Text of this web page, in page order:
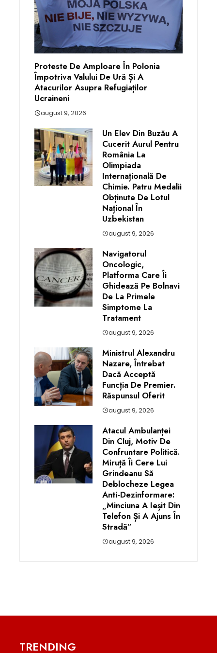
Proteste De Amploare În Polonia
Împotriva Valului De Ură Și A
Atacurilor Asupra Refugiaților
Ucraineni
august 9, 2026
Un Elev Din Buzău A
Cucerit Aurul Pentru
România La
Olimpiada
Internațională De
Chimie. Patru Medalii
Obținute De Lotul
Național În
Uzbekistan
august 9, 2026
Navigatorul
Oncologic,
Platforma Care Îi
Ghidează Pe Bolnavi
De La Primele
Simptome La
Tratament
august 9, 2026
Ministrul Alexandru
Nazare, Întrebat
Dacă Acceptă
Funcția De Premier.
Răspunsul Oferit
august 9, 2026
Atacul Ambulanței
Din Cluj, Motiv De
Confruntare Politică.
Miruță Îi Cere Lui
Grindeanu Să
Deblocheze Legea
Anti-Dezinformare:
„Minciuna A Ieșit Din
Telefon Și A Ajuns În
Stradă”
august 9, 2026
TRENDING